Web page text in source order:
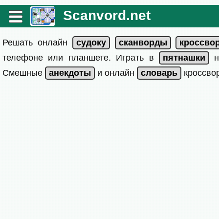
Scanvord.net
Решать онлайн
телефоне или планшете. Играть в
Смешные
и онлайн